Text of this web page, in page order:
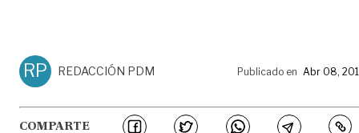
RP REDACCIÓN PDM Publicado en Abr 08,
COMPARTE